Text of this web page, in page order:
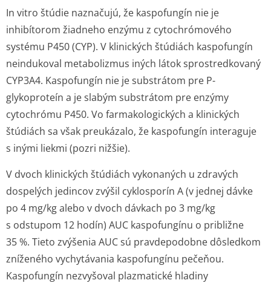
In vitro štúdie naznačujú, že kaspofungín nie je
inhibítorom žiadneho enzýmu z cytochrómového
systému P450 (CYP). V klinických štúdiách kaspofungín
neindukoval metabolizmus iných látok sprostredkovaný
CYP3A4. Kaspofungín nie je substrátom pre P-
glykoproteín a je slabým substrátom pre enzýmy
cytochrómu P450. Vo farmakologických a klinických
štúdiách sa však preukázalo, že kaspofungín interaguje
s inými liekmi (pozri nižšie).
V dvoch klinických štúdiách vykonaných u zdravých
dospelých jedincov zvýšil cyklosporín A (v jednej dávke
po 4 mg/kg alebo v dvoch dávkach po 3 mg/kg
s odstupom 12 hodín) AUC kaspofungínu o približne
35 %. Tieto zvýšenia AUC sú pravdepodobne dôsledkom
zníženého vychytávania kaspofungínu pečeňou.
Kaspofungín nezvyšoval plazmatické hladiny